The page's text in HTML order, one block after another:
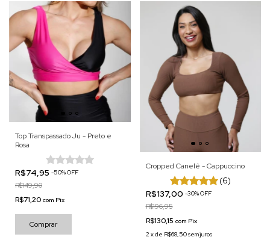
Top Transpassado Ju - Preto e
Rosa
R$74,95 -50%OFF
R$149,90
R$71,20 com Pix
Comprar
Cropped Canelê - Cappuccino
(6)
R$137,00 -30%OFF
R$196,95
R$130,15 com Pix
2 xde R$68,50sem juros